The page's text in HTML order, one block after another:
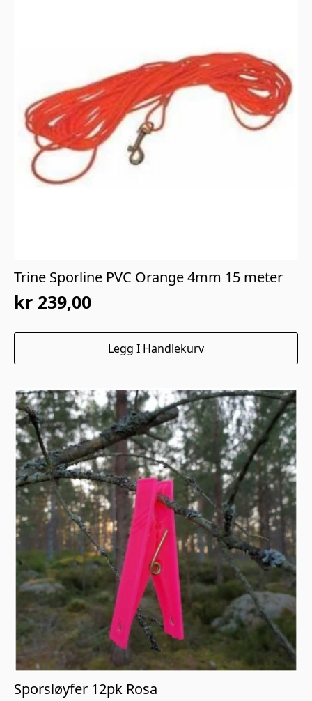
Trine Sporline PVC Orange 4mm 15 meter
kr 239,00
Legg I Handlekurv
Sporsløyfer 12pk Rosa